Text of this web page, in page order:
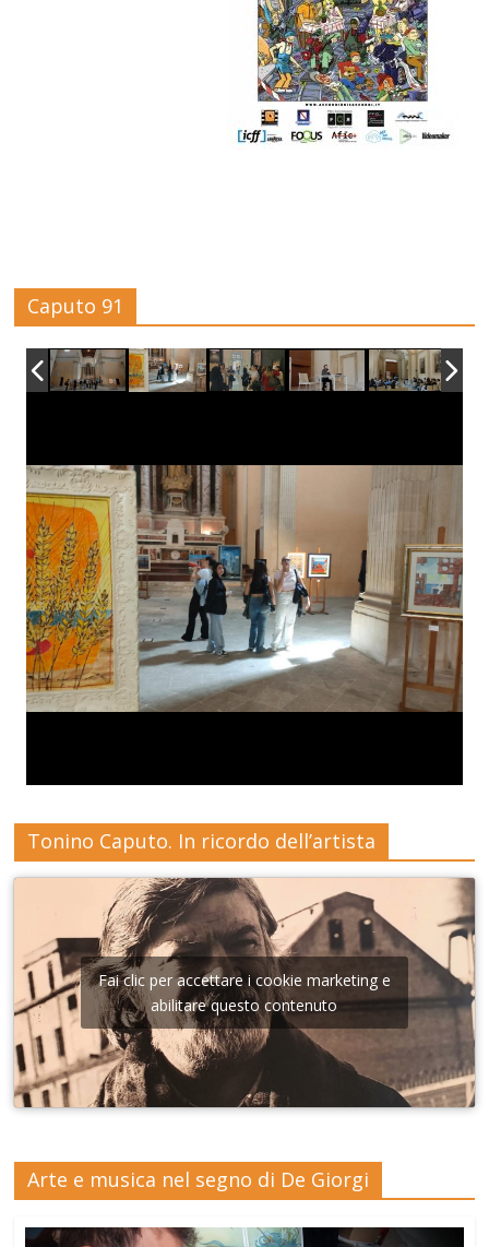
Caputo 91
Tonino Caputo. In ricordo dell’artista
Fai clic per accettare i cookie marketing e
abilitare questo contenuto
Arte e musica nel segno di De Giorgi